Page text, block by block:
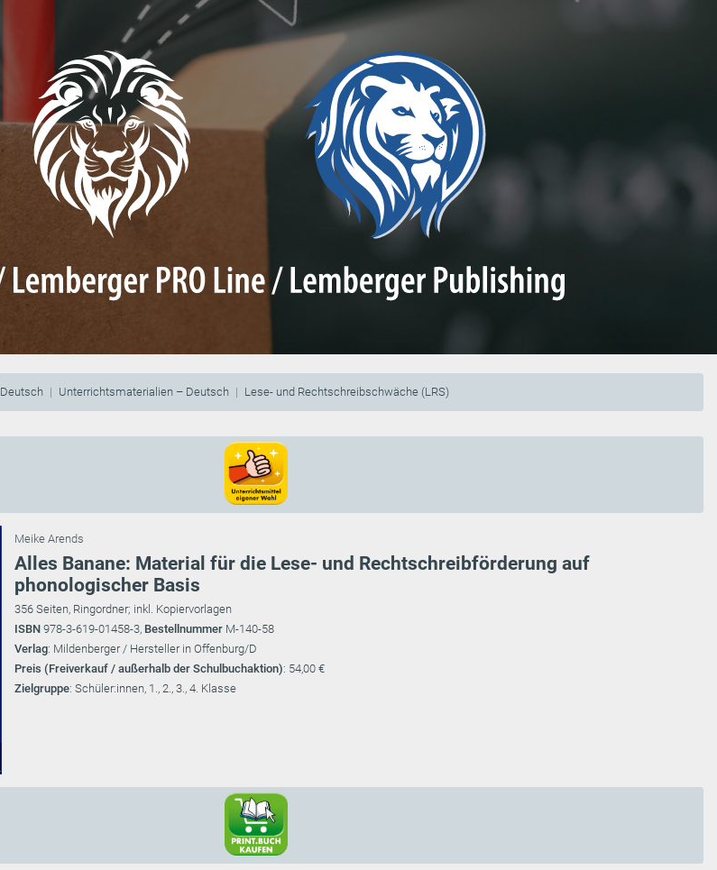
Deutsch Unterrichtsmaterialien – Deutsch Lese- und Rechtschreibschwäche (LRS)
Meike Arends
Alles Banane: Material für die Lese- und Rechtschreibförderung auf
phonologischer Basis
356 Seiten, Ringordner; inkl. Kopiervorlagen
ISBN 978-3-619-01458-3, Bestellnummer M-140-58
Verlag: Mildenberger / Hersteller in Offenburg/D
Preis (Freiverkauf / außerhalb der Schulbuchaktion): 54,00 €
Zielgruppe: Schüler:innen, 1., 2., 3., 4. Klasse